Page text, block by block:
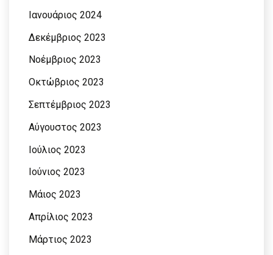
Ιανουάριος 2024
Δεκέμβριος 2023
Νοέμβριος 2023
Οκτώβριος 2023
Σεπτέμβριος 2023
Αύγουστος 2023
Ιούλιος 2023
Ιούνιος 2023
Μάιος 2023
Απρίλιος 2023
Μάρτιος 2023